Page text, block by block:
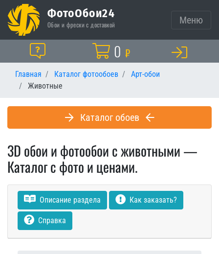
ФотоОбои24
Обои и фрески с доставкой Меню
Помощь Корзина
0 ₽
Главная Каталог фотообоев
Арт-обои
Животные
Каталог обоев
3D обои и фотообои с животными —
Каталог с фото и ценами.
Описание раздела Как заказать?
Справка